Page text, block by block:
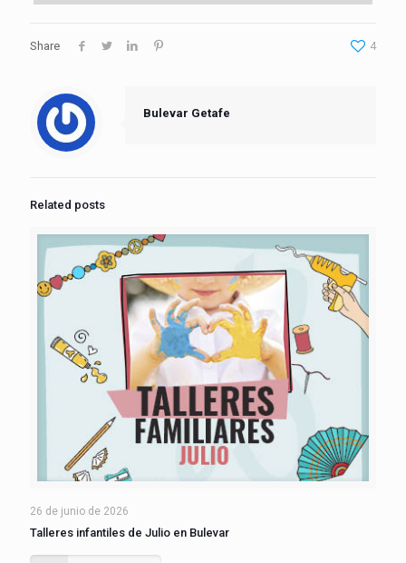
Share 4
Bulevar Getafe
Related posts
26 de junio de 2026
Talleres infantiles de Julio en Bulevar